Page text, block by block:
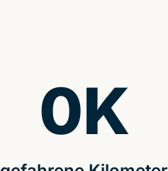
0K